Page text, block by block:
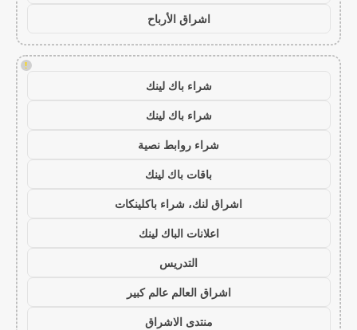
اشراق الأرباح
!
شراء باك لينك
شراء باك لينك
شراء روابط نصية
باقات باك لينك
اشراق لنك، شراء باكلينكات
اعلانات الباك لينك
التدريس
اشراق العالم عالم كبير
منتدى الاشراق